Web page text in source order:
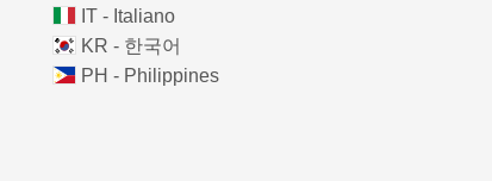
IT - Italiano
KR - 한국어
PH - Philippines